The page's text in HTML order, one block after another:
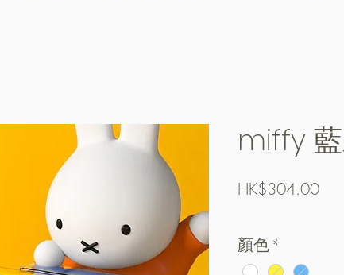
miffy
HK$304.00Price
顏色 *